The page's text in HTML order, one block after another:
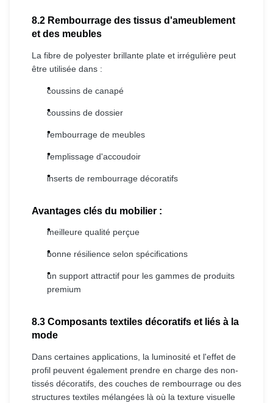
8.2 Rembourrage des tissus d'ameublement
et des meubles
La fibre de polyester brillante plate et irrégulière peut
être utilisée dans :
coussins de canapé
coussins de dossier
rembourrage de meubles
remplissage d'accoudoir
inserts de rembourrage décoratifs
Avantages clés du mobilier :
meilleure qualité perçue
bonne résilience selon spécifications
un support attractif pour les gammes de produits
premium
8.3 Composants textiles décoratifs et liés à la
mode
Dans certaines applications, la luminosité et l'effet de
profil peuvent également prendre en charge des non-
tissés décoratifs, des couches de rembourrage ou des
structures textiles mélangées là où la texture visuelle